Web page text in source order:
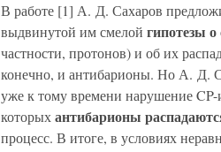
В работе [1] А. Д. Сахаров
выдвинутой им смелой гипотезы о
частности, протонов) и об их
конечно, и антибарионы. Но А. Д.
уже к тому времени нарушение
которыхантибарионы
процесс. В итоге, в условиях